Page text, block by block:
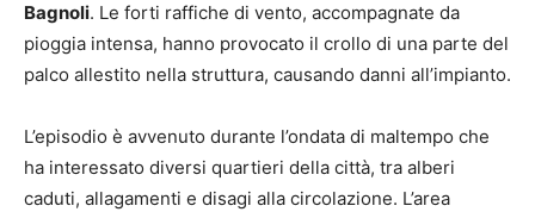
Bagnoli. Le forti raffiche di vento, accompagnate da
pioggia intensa, hanno provocato il crollo di una parte del
palco allestito nella struttura, causando danni all’impianto.
L’episodio è avvenuto durante l’ondata di maltempo che
ha interessato diversi quartieri della città, tra alberi
caduti, allagamenti e disagi alla circolazione. L’area